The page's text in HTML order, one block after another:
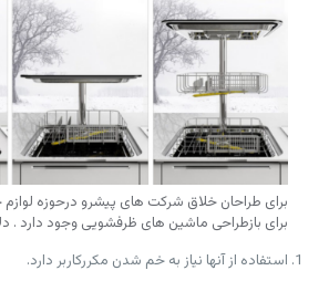
برای طراحان خلاق شرکت های پیشرو درحوزه
برای بازطراحی ماشین های ظرفشویی وجود دارد .
استفاده از آنها نیاز به خم شدن مکررکاربر دارد.